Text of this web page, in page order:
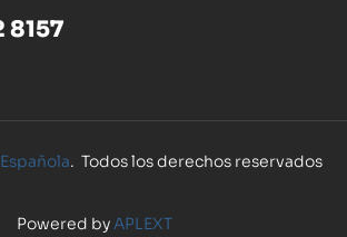
8157
. Todos los derechos reservados
Powered byAPLEXT